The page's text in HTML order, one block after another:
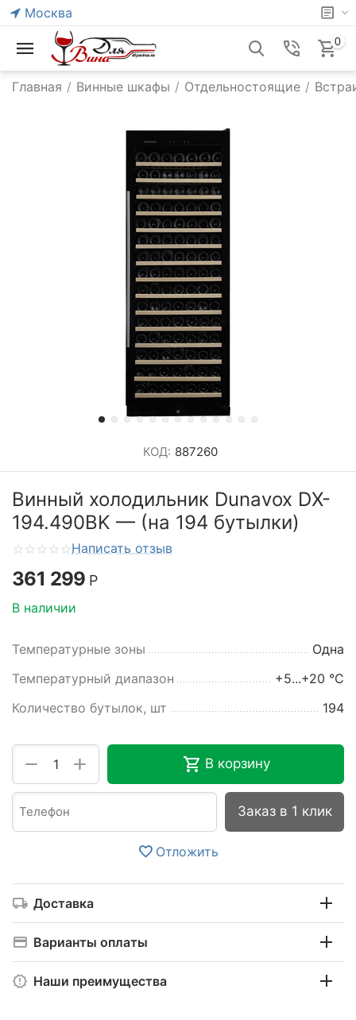
Москва
0
Главная / Винные шкафы / Отдельностоящие /
КОД: 887260
Винный холодильник Dunavox DX-
194.490BK — (на 194 бутылки)
Написать отзыв
361 299 Р
В наличии
Температурные зоны
Одна
Температурный диапазон
+5...+20 °C
Количество бутылок, шт
194
+
− В корзину
Заказ в 1 клик
Отложить
Доставка
Варианты оплаты
Наши преимущества